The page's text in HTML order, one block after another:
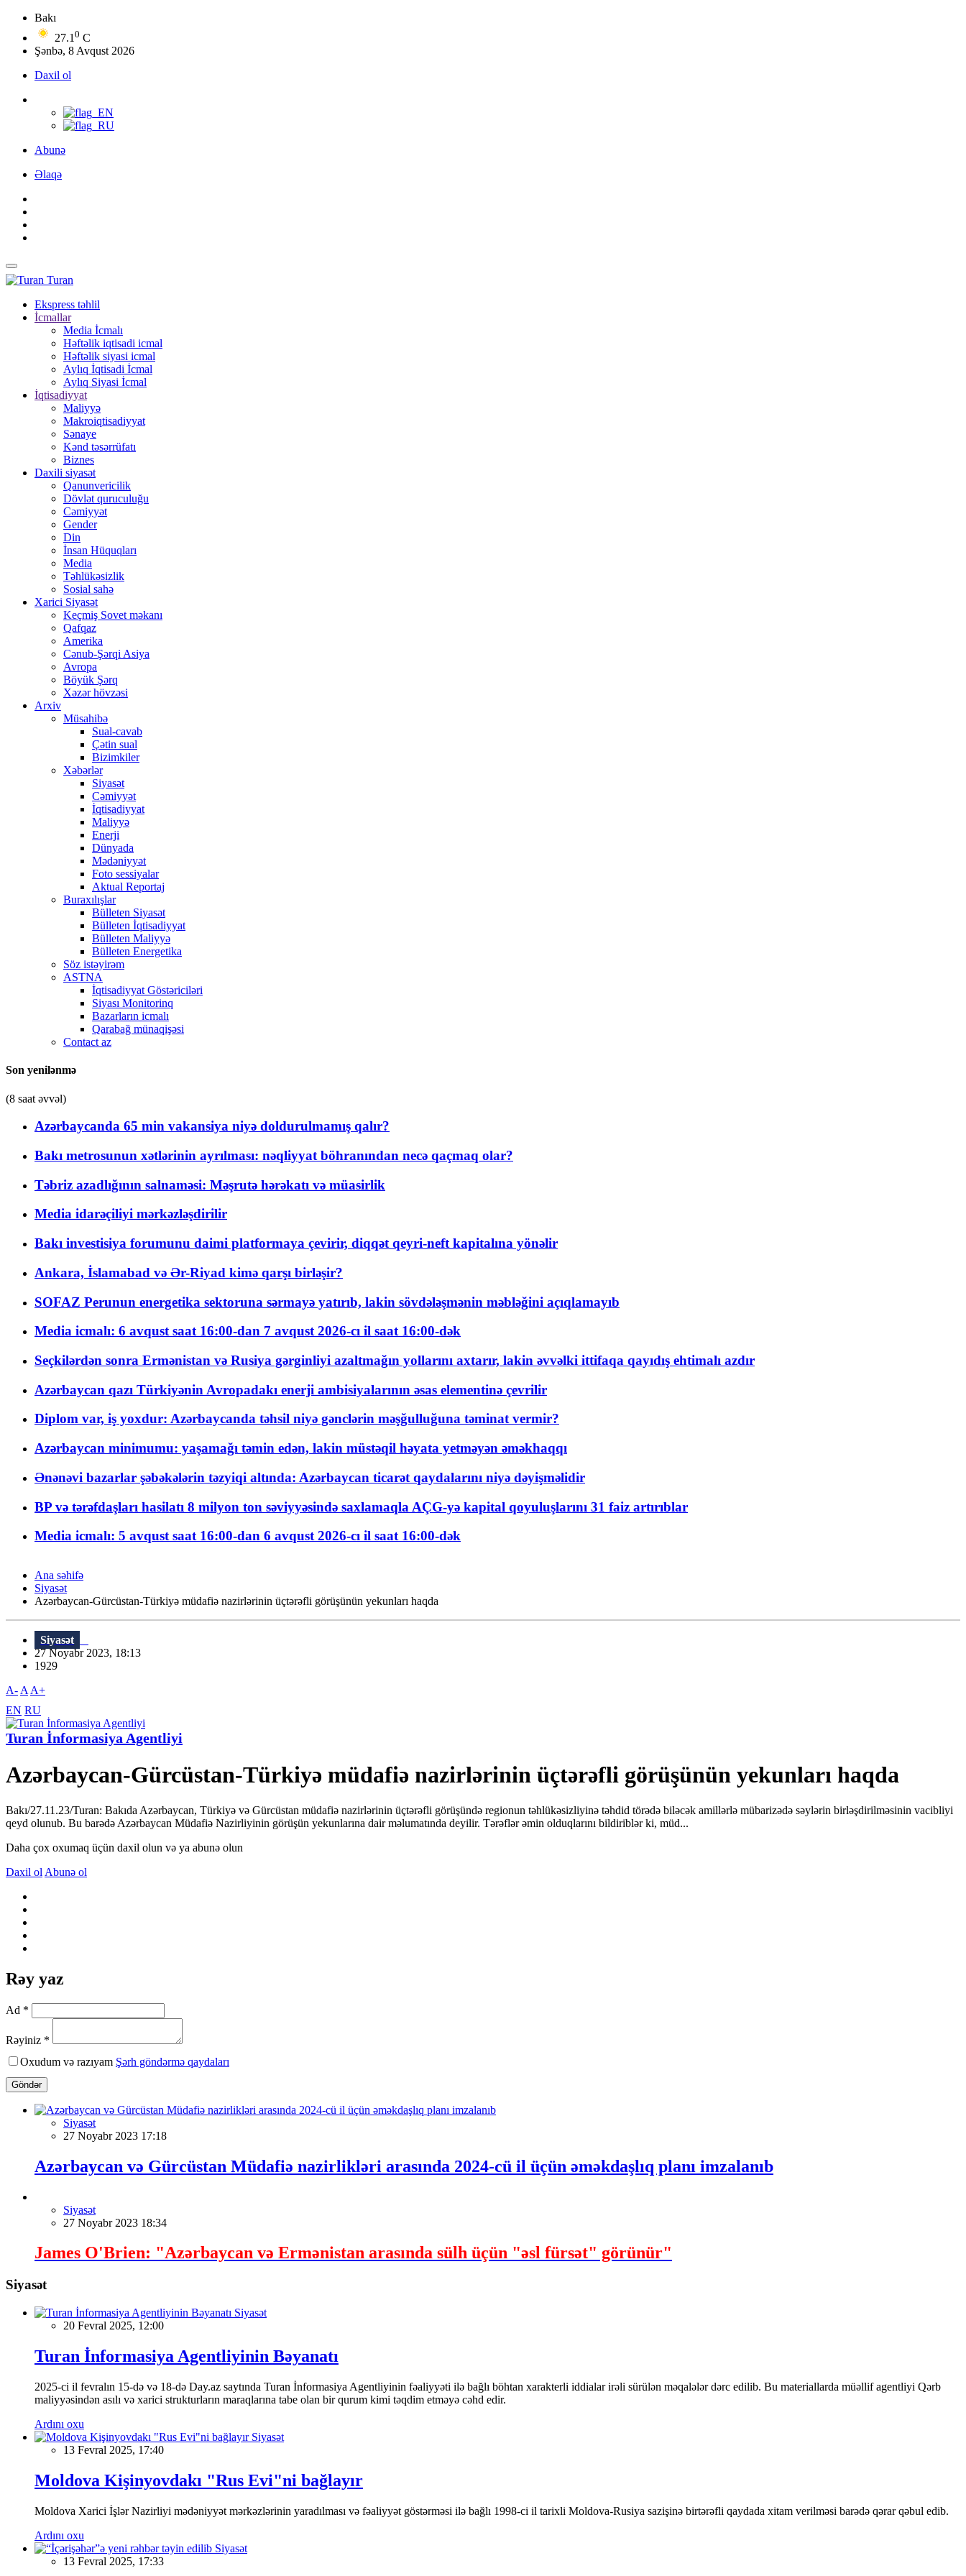
Bakı
27.1 0 C
Şənbə, 8 Avqust 2026
Daxil ol
Abunə
Əlaqə
Turan
Ekspress təhlil
İcmallar
Media İcmalı
Həftəlik iqtisadi icmal
Həftəlik siyasi icmal
Aylıq İqtisadi İcmal
Aylıq Siyasi İcmal
İqtisadiyyat
Maliyyə
Makroiqtisadiyyat
Sənaye
Kənd təsərrüfatı
Biznes
Daxili siyasət
Qanunvericilik
Dövlət quruculuğu
Cəmiyyət
Gender
Din
İnsan Hüquqları
Media
Təhlükəsizlik
Sosial sahə
Xarici Siyasət
Keçmiş Sovet məkanı
Qafqaz
Amerika
Cənub-Şərqi Asiya
Avropa
Böyük Şərq
Xəzər hövzəsi
Arxiv
Müsahibə
Sual-cavab
Çətin sual
Bizimkiler
Xəbərlər
Siyasət
Cəmiyyət
İqtisadiyyat
Maliyyə
Enerji
Dünyada
Mədəniyyət
Foto sessiyalar
Aktual Reportaj
Buraxılışlar
Bülleten Siyasət
Bülleten İqtisadiyyat
Bülleten Maliyyə
Bülleten Energetika
Söz istəyirəm
ASTNA
İqtisadiyyat Göstəriciləri
Siyası Monitorinq
Bazarların icmalı
Qarabağ münaqişəsi
Contact az
Son yenilənmə
(8 saat əvvəl)
Azərbaycanda 65 min vakansiya niyə doldurulmamış qalır?
Bakı metrosunun xətlərinin ayrılması: nəqliyyat böhranından necə qaçmaq olar?
Təbriz azadlığının salnaməsi: Məşrutə hərəkatı və müasirlik
Media idarəçiliyi mərkəzləşdirilir
Bakı investisiya forumunu daimi platformaya çevirir, diqqət qeyri-neft kapitalına yönəlir
Ankara, İslamabad və Ər-Riyad kimə qarşı birləşir?
SOFAZ Perunun energetika sektoruna sərmayə yatırıb, lakin sövdələşmənin məbləğini açıqlamayıb
Media icmalı: 6 avqust saat 16:00-dan 7 avqust 2026-cı il saat 16:00-dək
Seçkilərdən sonra Ermənistan və Rusiya gərginliyi azaltmağın yollarını axtarır, lakin əvvəlki ittifaqa qayıdış ehtimalı azdır
Azərbaycan qazı Türkiyənin Avropadakı enerji ambisiyalarının əsas elementinə çevrilir
Diplom var, iş yoxdur: Azərbaycanda təhsil niyə gənclərin məşğulluğuna təminat vermir?
Azərbaycan minimumu: yaşamağı təmin edən, lakin müstəqil həyata yetməyən əməkhaqqı
Ənənəvi bazarlar şəbəkələrin təzyiqi altında: Azərbaycan ticarət qaydalarını niyə dəyişməlidir
BP və tərəfdaşları hasilatı 8 milyon ton səviyyəsində saxlamaqla AÇG-yə kapital qoyuluşlarını 31 faiz artırıblar
Media icmalı: 5 avqust saat 16:00-dan 6 avqust 2026-cı il saat 16:00-dək
Ana səhifə
Siyasət
Azərbaycan-Gürcüstan-Türkiyə müdafiə nazirlərinin üçtərəfli görüşünün yekunları haqda
Siyasət
27 Noyabr 2023, 18:13
1929
A- A A+
EN RU
Turan İnformasiya Agentliyi
Azərbaycan-Gürcüstan-Türkiyə müdafiə nazirlərinin üçtərəfli görüşünün yekunları haqda
Bakı/27.11.23/Turan: Bakıda Azərbaycan, Türkiyə və Gürcüstan müdafiə nazirlərinin üçtərəfli görüşündə regionun təhlükəsizliyinə təhdid törədə biləcək amillərlə mübarizədə səylərin birləşdirilməsinin vacibliyi
qeyd olunub. Bu barədə Azərbaycan Müdafiə Nazirliyinin görüşün yekunlarına dair məlumatında deyilir. Tərəflər əmin olduqlarını bildiriblər ki, müd...
Daha çox oxumaq üçün daxil olun və ya abunə olun
Daxil ol Abunə ol
Rəy yaz
Ad *
Rəyiniz *
Oxudum və razıyam Şərh göndərmə qaydaları
Göndər
Siyasət
27 Noyabr 2023 17:18
Azərbaycan və Gürcüstan Müdafiə nazirlikləri arasında 2024-cü il üçün əməkdaşlıq planı imzalanıb
Siyasət
27 Noyabr 2023 18:34
James O'Brien: "Azərbaycan və Ermənistan arasında sülh üçün "əsl fürsət" görünür"
Siyasət
Siyasət
20 Fevral 2025, 12:00
Turan İnformasiya Agentliyinin Bəyanatı
2025-ci il fevralın 15-də və 18-də Day.az saytında Turan İnformasiya Agentliyinin fəaliyyəti ilə bağlı böhtan xarakterli iddialar irəli sürülən məqalələr dərc edilib. Bu materiallarda müəllif agentliyi Qərb
maliyyəsindən asılı və xarici strukturların maraqlarına tabe olan bir qurum kimi təqdim etməyə cəhd edir.
Ardını oxu
Siyasət
13 Fevral 2025, 17:40
Moldova Kişinyovdakı "Rus Evi"ni bağlayır
Moldova Xarici İşlər Nazirliyi mədəniyyət mərkəzlərinin yaradılması və fəaliyyət göstərməsi ilə bağlı 1998-ci il tarixli Moldova-Rusiya sazişinə birtərəfli qaydada xitam verilməsi barədə qərar qəbul edib.
Ardını oxu
Siyasət
13 Fevral 2025, 17:33